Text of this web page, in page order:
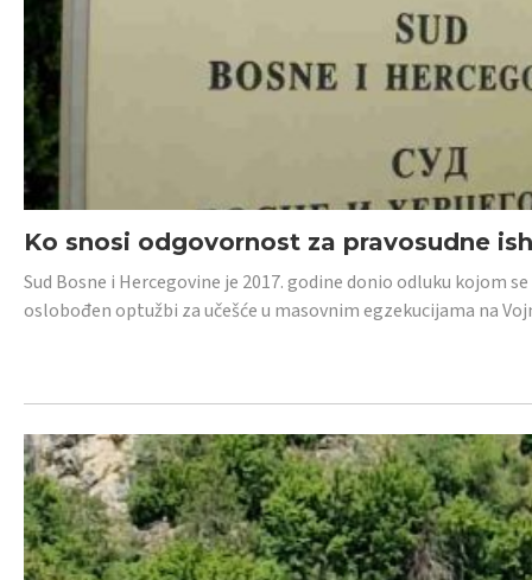
Ko snosi odgovornost za pravosudne
Sud Bosne i Hercegovine je 2017. godine donio odluku kojom
oslobođen optužbi za učešće u masovnim egzekucijama na